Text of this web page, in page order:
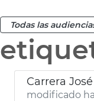
Todas las
Carrera
modificado